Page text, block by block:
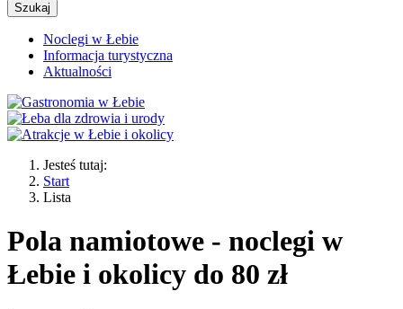
Szukaj
Noclegi w Łebie
Informacja turystyczna
Aktualności
Jesteś tutaj:
Start
Lista
Pola namiotowe - noclegi w
Łebie i okolicy do 80 zł